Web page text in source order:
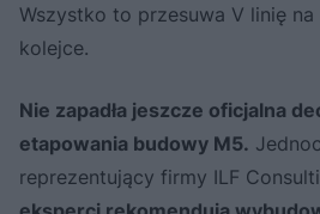
Wszystko to przesuwa V linię
kolejce.
Nie zapadła jeszcze oficjalna
etapowania budowy M5.
reprezentujący firmy ILF